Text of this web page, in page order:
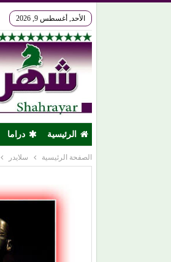
الأحد, أغسطس 9, 2026
الرئيسية دراما
الصفحة الرئيسية سلايدر